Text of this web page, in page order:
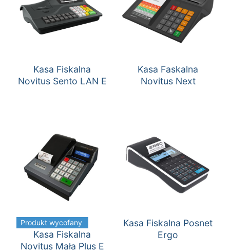
Kasa Fiskalna
Novitus Sento LAN E
Kasa Faskalna
Novitus Next
Produkt wycofany
Kasa Fiskalna
Novitus Mała Plus E
Kasa Fiskalna Posnet
Ergo